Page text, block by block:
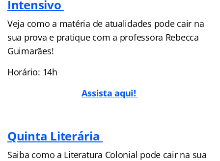
Intensivo
Veja como a matéria de atualidades pode cair na
sua prova e pratique com a professora Rebecca
Guimarães!
Horário: 14h
Assista aqui!
Quinta Literária
Saiba como a Literatura Colonial pode cair na sua